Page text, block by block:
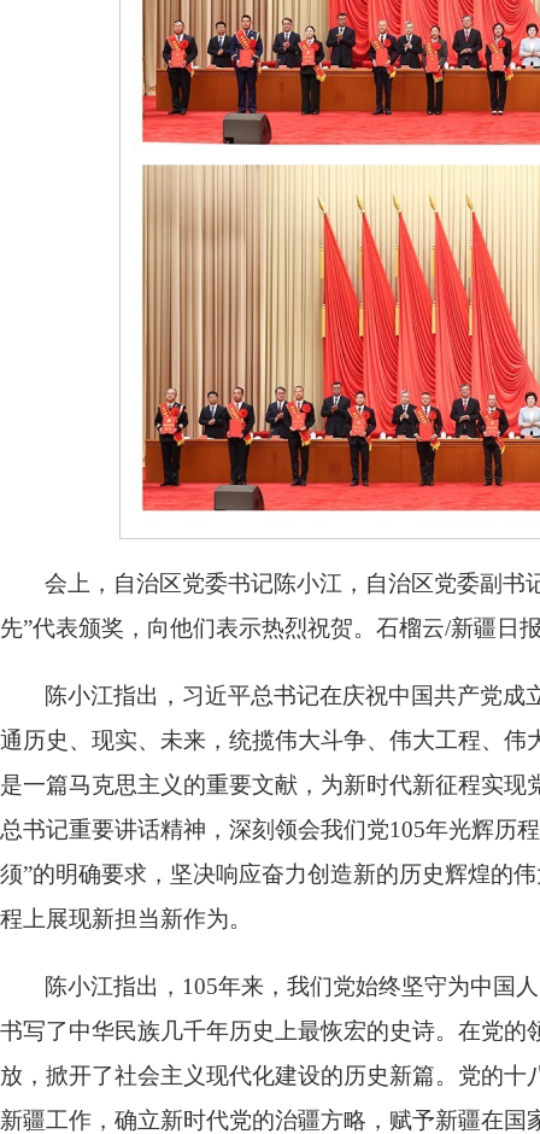
会上，自治区党委书记陈小江，自治区党委副书
先”代表颁奖，向他们表示热烈祝贺。石榴云/新疆日
陈小江指出，习近平总书记在庆祝中国共产党
通历史、现实、未来，统揽伟大斗争、伟大工程、
是一篇马克思主义的重要文献，为新时代新征程实
总书记重要讲话精神，深刻领会我们党105年光辉历
须”的明确要求，坚决响应奋力创造新的历史辉煌的
程上展现新担当新作为。
陈小江指出，105年来，我们党始终坚守为中国
书写了中华民族几千年历史上最恢宏的史诗。在党
放，掀开了社会主义现代化建设的历史新篇。党的
新疆工作，确立新时代党的治疆方略，赋予新疆在